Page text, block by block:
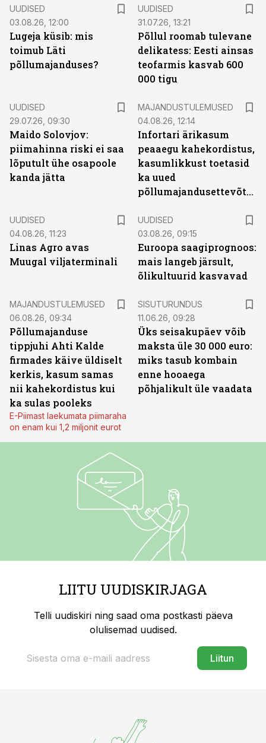
UUDISED
03.08.26, 12:00
Lugeja küsib: mis
toimub Läti
põllumajanduses?
UUDISED
31.07.26, 13:21
Põllul roomab tulevane
delikatess: Eesti ainsas
teofarmis kasvab 600
000 tigu
UUDISED
29.07.26, 09:30
Maido Solovjov:
piimahinna riski ei saa
lõputult ühe osapoole
kanda jätta
MAJANDUSTULEMUSED
04.08.26, 12:14
Infortari ärikasum
peaaegu kahekordistus,
kasumlikkust toetasid
ka uued
põllumajandusettevõtted
UUDISED
04.08.26, 11:23
Linas Agro avas
Muugal viljaterminali
UUDISED
03.08.26, 09:15
Euroopa saagiprognoos:
mais langeb järsult,
õlikultuurid kasvavad
MAJANDUSTULEMUSED
06.08.26, 09:34
Põllumajanduse
tippjuhi Ahti Kalde
firmades käive üldiselt
kerkis, kasum samas
nii kahekordistus kui
ka sulas pooleks
E-Piimast laekumata piimaraha
on enam kui 1,2 miljonit eurot
SISUTURUNDUS
11.06.26, 09:28
Üks seisakupäev võib
maksta üle 30 000 euro:
miks tasub kombain
enne hooaega
põhjalikult üle vaadata
LIITU UUDISKIRJAGA
Telli uudiskiri ning saad oma postkasti päeva
olulisemad uudised.
Liitun